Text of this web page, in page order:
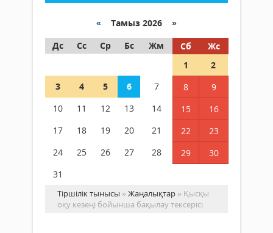
« Тамыз 2026 »
Дс
Сс Ср Бс Жм Сб
Жс
1
2
3
4 5 6 7 8
9
10
11 12 13 14 15
16
17
18 19 20 21 22
23
24
25 26 27 28 29
30
31
Тіршілік тынысы »Жаңалықтар » Қысқы
оқу кезеңі бойынша бақылау тексерісі